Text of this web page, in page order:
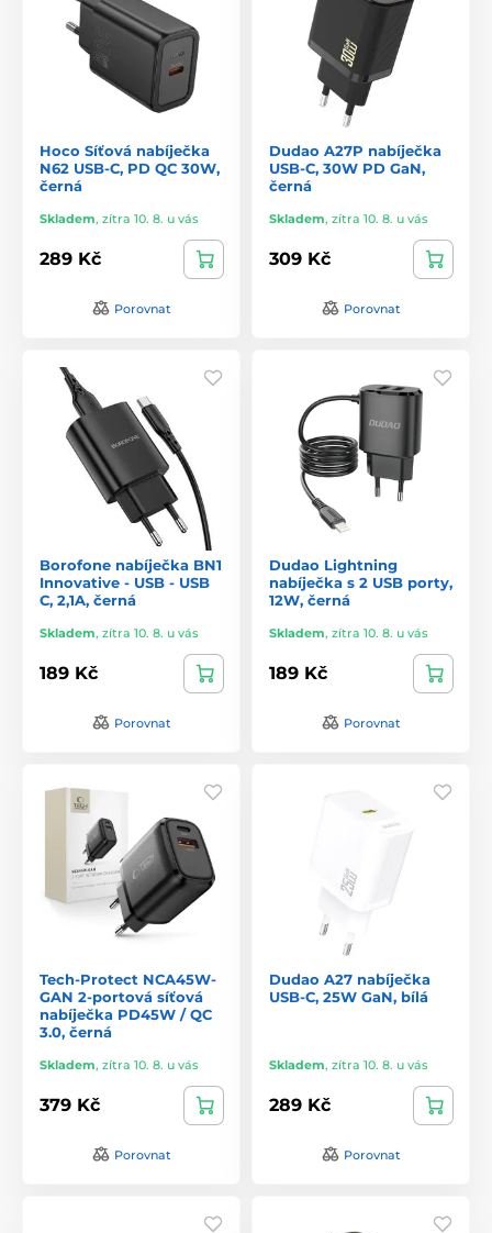
Hoco Síťová nabíječka
N62 USB-C, PD QC 30W,
černá
Skladem, zítra 10. 8. u vás
289 Kč
Porovnat
Dudao A27P nabíječka
USB-C, 30W PD GaN,
černá
Skladem, zítra 10. 8. u vás
309 Kč
Porovnat
Borofone nabíječka BN1
Innovative - USB - USB
C, 2,1A, černá
Skladem, zítra 10. 8. u vás
189 Kč
Porovnat
Dudao Lightning
nabíječka s 2 USB porty,
12W, černá
Skladem, zítra 10. 8. u vás
189 Kč
Porovnat
Tech-Protect NCA45W-
GAN 2-portová síťová
nabíječka PD45W / QC
3.0, černá
Skladem, zítra 10. 8. u vás
379 Kč
Porovnat
Dudao A27 nabíječka
USB-C, 25W GaN, bílá
Skladem, zítra 10. 8. u vás
289 Kč
Porovnat